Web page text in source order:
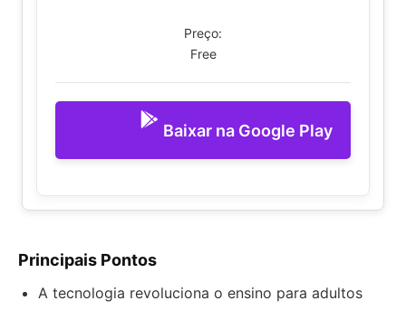
Preço:
Free
Baixar na Google Play
Principais Pontos
A tecnologia revoluciona o ensino para adultos